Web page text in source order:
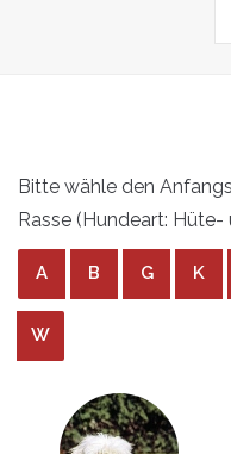
Bitte wähle den
Rasse (Hundeart: Hüte-
A B G K
W